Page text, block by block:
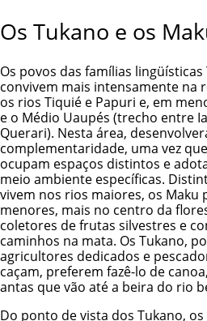
Os Tukano e os
Os povos das famílias
convivem mais intensamente na
os rios Tiquié e Papuri e, em
e o Médio Uaupés (trecho entre
Querari). Nesta área,
complementaridade, uma vez
ocupam espaços distintos e
meio ambiente específicas.
vivem nos rios maiores, os Maku
menores, mais no centro da
coletores de frutas silvestres e
caminhos na mata. Os Tukano,
agricultores dedicados e
caçam, preferem fazê-lo de
antas que vão até a beira do rio
Do ponto de vista dos Tukano,